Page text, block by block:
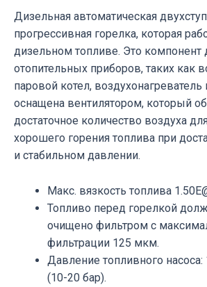
Дизельная автоматическая
прогрессивная горелка, которая
дизельном топливе. Это компонент
отопительных приборов, таких как
паровой котел, воздухонагреватель
оснащена вентилятором, который
достаточное количество воздуха
хорошего горения топлива при
и стабильном давлении.
Макс. вязкость топлива
Топливо перед горелкой
очищено фильтром с
фильтрации 125 мкм.
Давление топливного
(10-20 бар).